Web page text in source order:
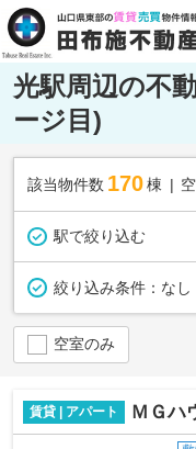
光駅周辺の不
ージ目)
該当物件数 170棟
駅で絞り込む
絞り込み条件： なし
空室のみ
賃貸 | アパート ＭＧ